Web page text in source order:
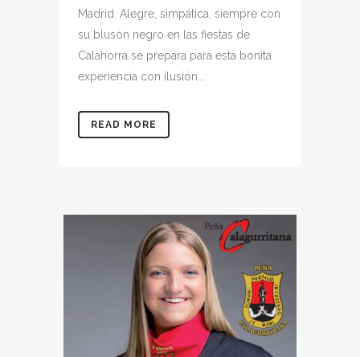
Madrid. Alegre, simpática, siempre con
su blusón negro en las fiestas de
Calahorra se prepara para esta bonita
experiencia con ilusión...
READ MORE